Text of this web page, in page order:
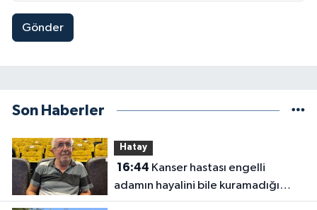
Gönder
Son Haberler
Hatay
16:44
adamın hayalini bile kuramadığı
evine kavuşunca döktüğü gözyaşı